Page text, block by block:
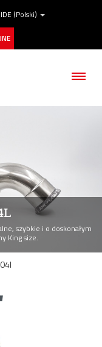
(Polski)
szybkie i o doskonałym
King size.